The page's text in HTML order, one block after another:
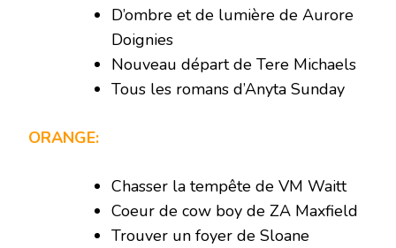
D’ombre et de lumière de Aurore
Doignies
Nouveau départ de Tere Michaels
Tous les romans d’Anyta Sunday
ORANGE:
Chasser la tempête de VM Waitt
Coeur de cow boy de ZA Maxfield
Trouver un foyer de Sloane